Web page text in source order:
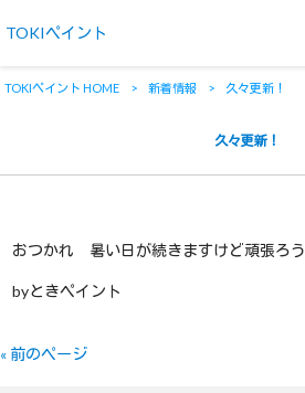
TOKIペイント
TOKIペイント HOME > 新着情報 > 久々更新！
久々更新！
おつかれ 暑い日が続きますけど頑張ろう
byときペイント
« 前のページ